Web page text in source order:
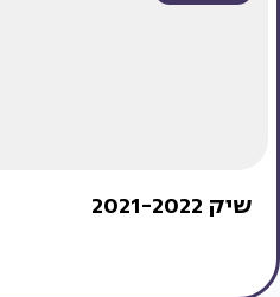
שיק 2021-2022